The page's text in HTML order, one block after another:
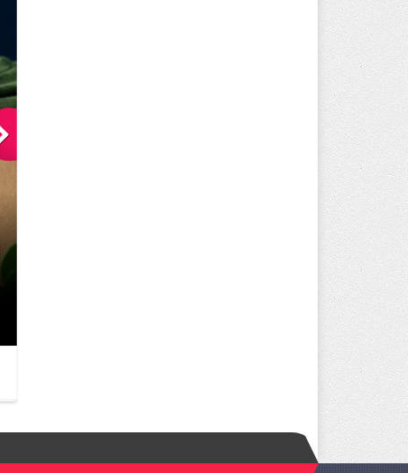
UCUZ HAZIR SISTEM ILE